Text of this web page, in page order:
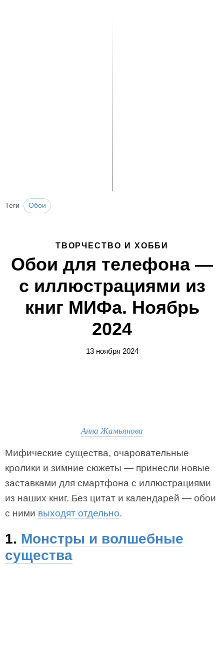
Теги Обои
ТВОРЧЕСТВО И ХОББИ
Обои для телефона —
с иллюстрациями из
книг МИФа. Ноябрь
2024
13 ноября 2024
Анна Жамьянова
Мифические существа, очаровательные
кролики и зимние сюжеты — принесли новые
заставками для смартфона с иллюстрациями
из наших книг. Без цитат и календарей — обои
с ними выходят отдельно.
1. Монстры и волшебные
существа